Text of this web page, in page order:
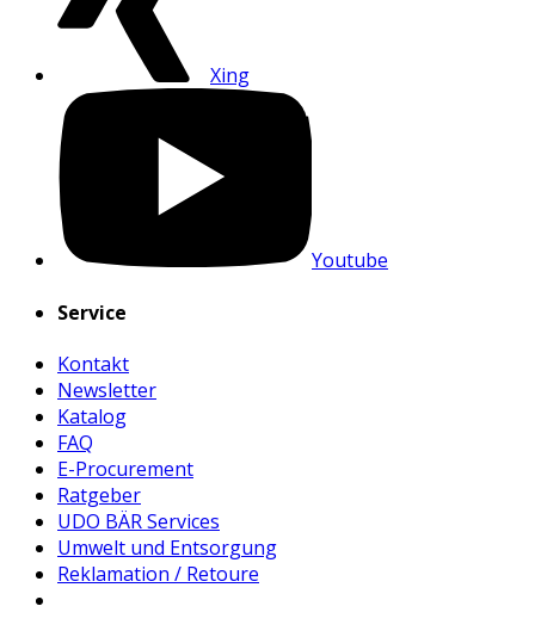
Xing
Youtube
Service
Kontakt
Newsletter
Katalog
FAQ
E-Procurement
Ratgeber
UDO BÄR Services
Umwelt und Entsorgung
Reklamation / Retoure